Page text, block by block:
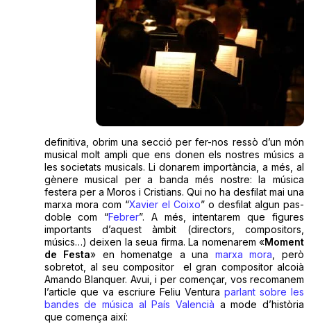
definitiva, obrim una secció per fer-nos ressò d’un món
musical molt ampli que ens donen els nostres músics a
les societats musicals. Li donarem importància, a més, al
gènere musical per a banda més nostre: la música
festera per a Moros i Cristians. Qui no ha desfilat mai una
marxa mora com “Xavier el Coixo” o desfilat algun pas-
doble com “Febrer”. A més, intentarem que figures
importants d’aquest àmbit (directors, compositors,
músics…) deixen la seua firma. La nomenarem «Moment
de Festa» en homenatge a una marxa mora , però
sobretot, al seu compositor el gran compositor alcoià
Amando Blanquer. Avui, i per començar, vos recomanem
l’article que va escriure Feliu Ventura parlant sobre les
bandes de música al País Valencià a mode d’història
que comença així: